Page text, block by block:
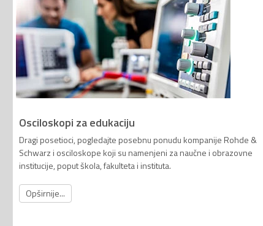
Osciloskopi za edukaciju
Dragi posetioci, pogledajte posebnu ponudu kompanije Rohde &
Schwarz i osciloskope koji su namenjeni za naučne i obrazovne
institucije, poput škola, fakulteta i instituta.
Opširnije...